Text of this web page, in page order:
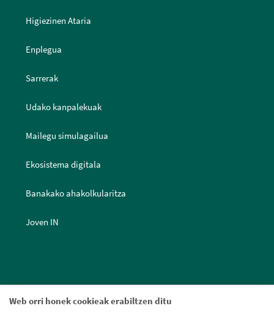
Web orri honek cookieak erabiltzen ditu
Higiezinen Ataria
Enplegua
Sarrerak
Udako kanpalekuak
Mailegu simulagailua
Ekosistema digitala
Banakako ahakolkularitza
Joven IN